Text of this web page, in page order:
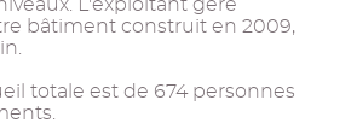
L'exploitant gère
bâtiment construit en 2009,
totale est de 674 personnes